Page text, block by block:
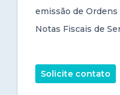
emissão de
Notas Fiscais de
Solicite contato